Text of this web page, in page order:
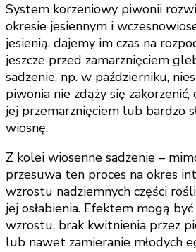
System korzeniowy piwonii
okresie jesiennym i
jesienią, dajemy im czas na
jeszcze przed zamarznięciem
sadzenie, np. w październiku,
piwonia nie zdąży się
jej przemarznięciem lub bardzo
wiosnę.
Z kolei wiosenne sadzenie –
przesuwa ten proces na okres
wzrostu nadziemnych części
jej osłabienia. Efektem mogą
wzrostu, brak kwitnienia przez
lub nawet zamieranie młodych